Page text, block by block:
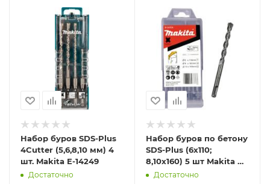
Набор буров SDS-Plus
4Cutter (5,6,8,10 мм) 4
шт. Makita E-14249
Достаточно
Набор буров по бетону
SDS-Plus (6х110;
8,10х160) 5 шт Makita B-
54704
Достаточно